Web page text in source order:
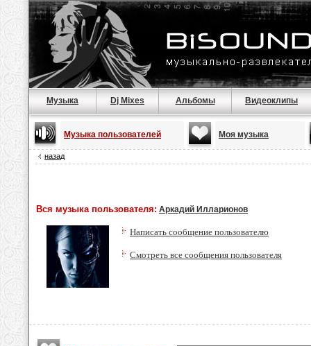
Музыка Dj Mixes Альбомы Видеоклипы
Музыка пользователей Моя музыка
назад
Вся музыка пользователя: Аркадий Илларионов
Написать сообщение пользователю
Смотреть все сообщения пользователя